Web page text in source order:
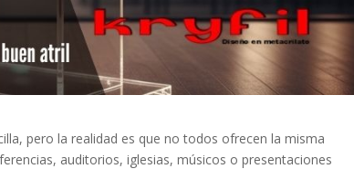
pero la realidad es que no todos ofrecen la misma
auditorios, iglesias, músicos o presentaciones